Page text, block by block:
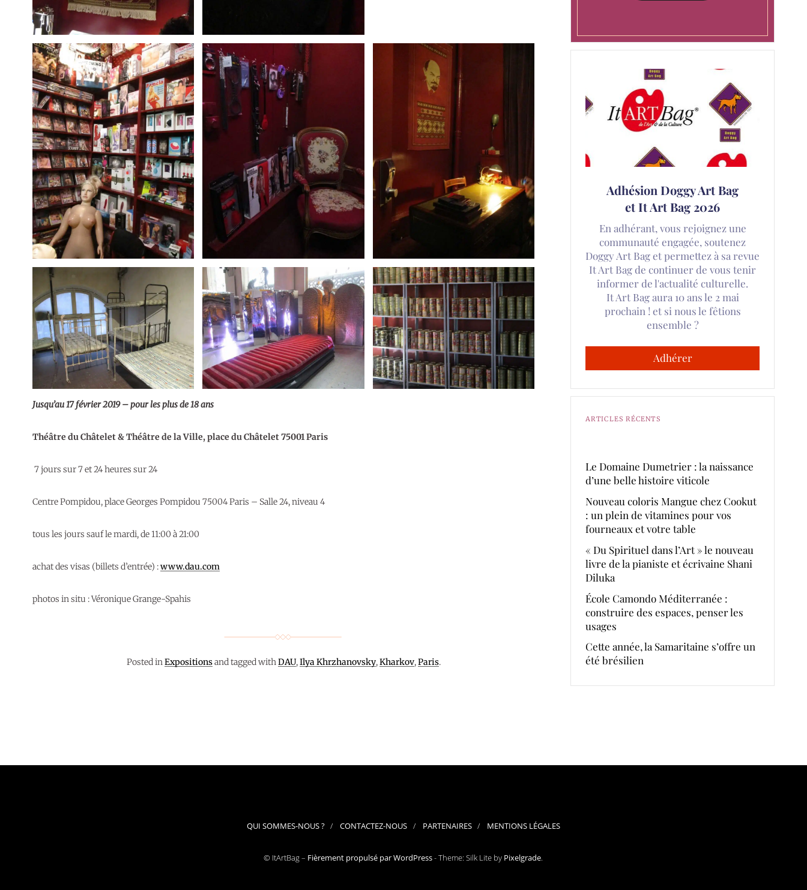
Jusqu’au 17 février 2019 – pour les plus de 18 ans
Théâtre du Châtelet & Théâtre de la Ville, place du Châtelet 75001 Paris
7 jours sur 7 et 24 heures sur 24
Centre Pompidou, place Georges Pompidou 75004 Paris – Salle 24, niveau 4
tous les jours sauf le mardi, de 11:00 à 21:00
achat des visas (billets d’entrée) :www.dau.com
photos in situ : Véronique Grange-Spahis
Posted inExpositionsand tagged withDAU,Ilya Khrzhanovsky,Kharkov,Paris.
Adhésion Doggy Art Bag
et It Art Bag 2026
En adhérant, vous rejoignez une
communauté engagée, soutenez
Doggy Art Bag et permettez à sa revue
It Art Bag de continuer de vous tenir
informer de l'actualité culturelle.
It Art Bag aura 10 ans le 2 mai
prochain ! et si nous le fêtions
ensemble ?
Adhérer
ARTICLES RÉCENTS
Le Domaine Dumetrier : la naissance
d’une belle histoire viticole
Nouveau coloris Mangue chez Cookut
: un plein de vitamines pour vos
fourneaux et votre table
« Du Spirituel dans l’Art » le nouveau
livre de la pianiste et écrivaine Shani
Diluka
École Camondo Méditerranée :
construire des espaces, penser les
usages
Cette année, la Samaritaine s’offre un
été brésilien
QUI SOMMES-NOUS ? CONTACTEZ-NOUS PARTENAIRES MENTIONS LÉGALES
© ItArtBag – Fièrement propulsé par WordPress-Theme: Silk Lite by Pixelgrade.